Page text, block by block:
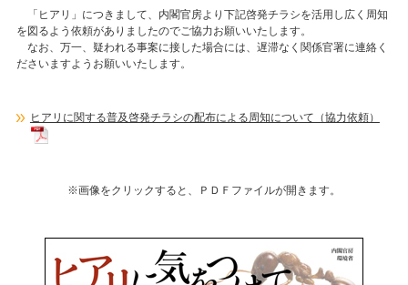
「ヒアリ」につきまして、内閣官房より下記啓発チラシを活用し広く周知
を図るよう依頼がありましたのでご協力お願いいたします。
なお、万一、疑われる事案に接した場合には、遅滞なく関係官署に連絡く
ださいますようお願いいたします。
ヒアリに関する普及啓発チラシの配布による周知について（協力依頼）
※画像をクリックすると、ＰＤＦファイルが開きます。